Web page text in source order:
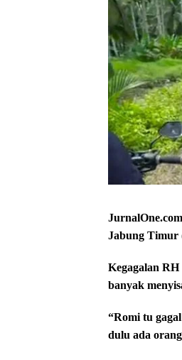
Jabung Timur
Kegagalan
banyak
“Romi tu
dulu ada